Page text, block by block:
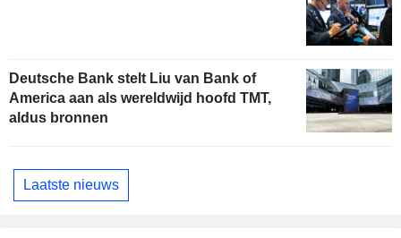
Deutsche Bank stelt Liu van Bank of
America aan als wereldwijd hoofd TMT,
aldus bronnen
Laatste nieuws